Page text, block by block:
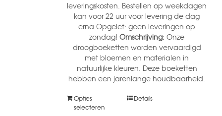
leveringskosten. Bestellen op weekdagen
kan voor 22 uur voor levering de dag
erna Opgelet: geen leveringen op
zondag!Omschrijving: Onze
droogboeketten worden vervaardigd
met bloemen en materialen in
natuurlijke kleuren. Deze boeketten
hebben een jarenlange houdbaarheid.
Opties
selecteren
Details